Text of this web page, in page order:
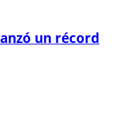
un récord